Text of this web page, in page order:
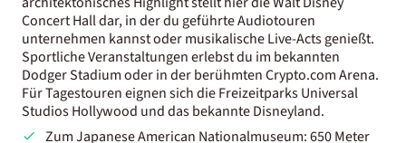
Concert Hall dar, in der du geführte Audiotouren
unternehmen kannst oder musikalische Live-Acts genießt.
Sportliche Veranstaltungen erlebst du im bekannten
Dodger Stadium oder in der berühmten Crypto.com Arena.
Für Tagestouren eignen sich die Freizeitparks Universal
Studios Hollywood und das bekannte Disneyland.
Zum Japanese American Nationalmuseum: 650 Meter